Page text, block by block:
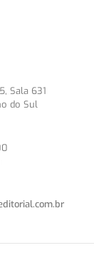
Sala 631
do Sul